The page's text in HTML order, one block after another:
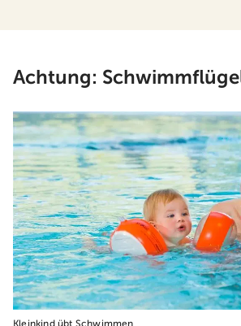
Achtung:
Kleinkind übt Schwimmen